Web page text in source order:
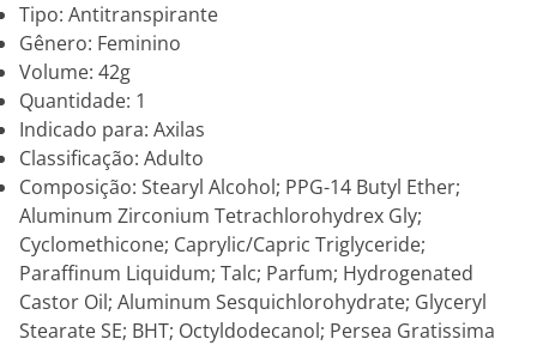
Tipo: Antitranspirante
Gênero: Feminino
Volume: 42g
Quantidade: 1
Indicado para: Axilas
Classificação: Adulto
Composição: Stearyl Alcohol; PPG-14 Butyl Ether;
Aluminum Zirconium Tetrachlorohydrex Gly;
Cyclomethicone; Caprylic/Capric Triglyceride;
Paraffinum Liquidum; Talc; Parfum; Hydrogenated
Castor Oil; Aluminum Sesquichlorohydrate; Glyceryl
Stearate SE; BHT; Octyldodecanol; Persea Gratissima